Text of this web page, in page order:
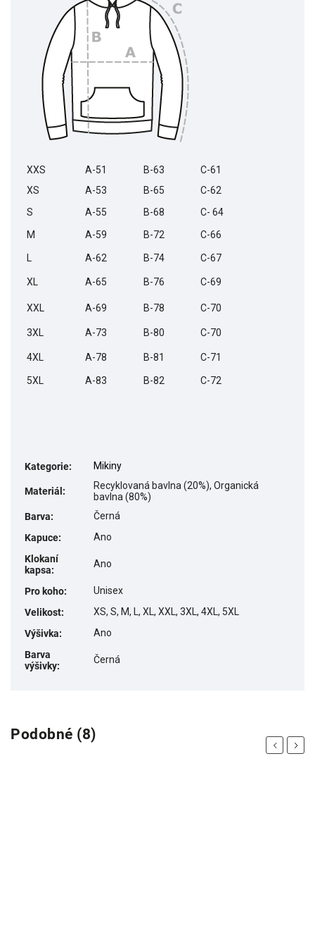
XXS A-51 B-63
C-61
XS
A-53 B-65
C-62
S
A-55 B-68
C- 64
M
A-59 B-72 C-66
L A-62 B-74 C-67
XL A-65 B-76 C-69
XXL A-69 B-78 C-70
3XL A-73 B-80 C-70
4XL A-78 B-81 C-71
5XL A-83 B-82 C-72
Kategorie: Mikiny
Materiál :
Recyklovaná bavlna (20%), Organická
bavlna (80%)
Barva:
Černá
Kapuce:
Ano
Klokaní
kapsa:
Ano
Pro koho:
Unisex
Velikost:
XS, S, M, L, XL, XXL, 3XL, 4XL, 5XL
Výšivka:
Ano
Barva
výšivky:
Černá
Podobné (8)
PreviousNext